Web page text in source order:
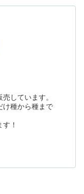
しています。
け種から種まで
！